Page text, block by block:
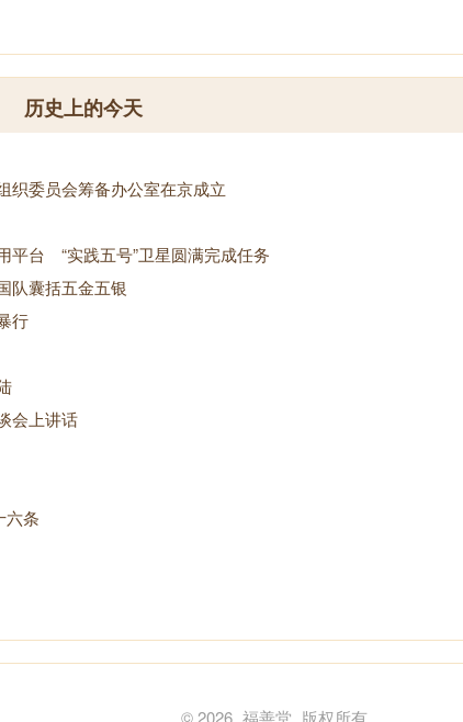
历史上的今天
织委员会筹备办公室在京成立
平台 “实践五号”卫星圆满完成任务
囊括五金五银
行
会上讲话
六条
© 2026 福善堂 版权所有